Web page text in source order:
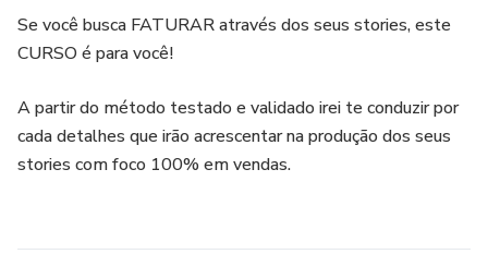
Se você busca FATURAR através dos seus stories, este
CURSO é para você!
A partir do método testado e validado irei te conduzir por
cada detalhes que irão acrescentar na produção dos seus
stories com foco 100% em vendas.